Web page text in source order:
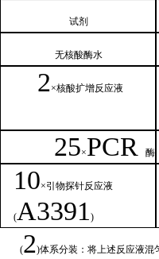
试剂
无核酸酶水
2×核酸扩增反应液
25×PCR 酶
10×引物探针反应液
(A3391)
(2)体系分装：将上述反应液混